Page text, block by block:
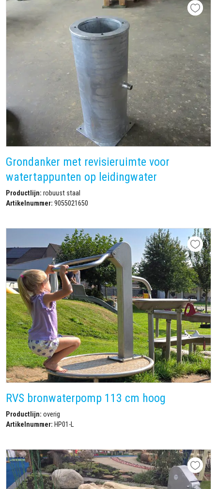
Grondanker met revisieruimte voor
watertappunten op leidingwater
Productlijn: robuust staal
Artikelnummer: 9055021650
RVS bronwaterpomp 113 cm hoog
Productlijn: overig
Artikelnummer: HP01-L